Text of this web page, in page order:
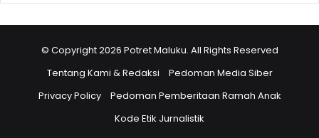
© Copyright 2026 Potret Maluku. All Rights Reserved
Tentang Kami & Redaksi
Pedoman Media Siber
Privacy Policy
Pedoman Pemberitaan Ramah Anak
Kode Etik Jurnalistik